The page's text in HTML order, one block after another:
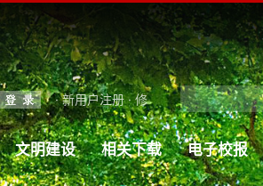
· 新用户注册 · 修
文明建设 相关下载 电子校报